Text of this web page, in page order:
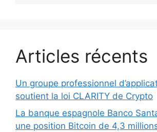
Articles récents
Un groupe professionnel
soutient la loi CLARITY de Crypto
La banque espagnole Banco
une position Bitcoin de 4,3